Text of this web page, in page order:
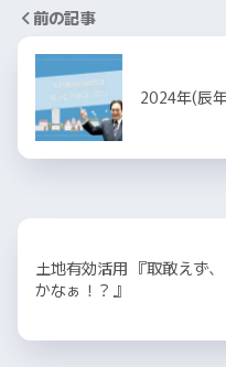
前の記事
2024年(辰
土地有効活用 『取敢えず
かなぁ！？』